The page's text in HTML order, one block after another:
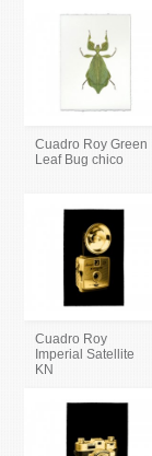
Cuadro Roy Green
Leaf Bug chico
Cuadro Roy
Imperial Satellite
KN